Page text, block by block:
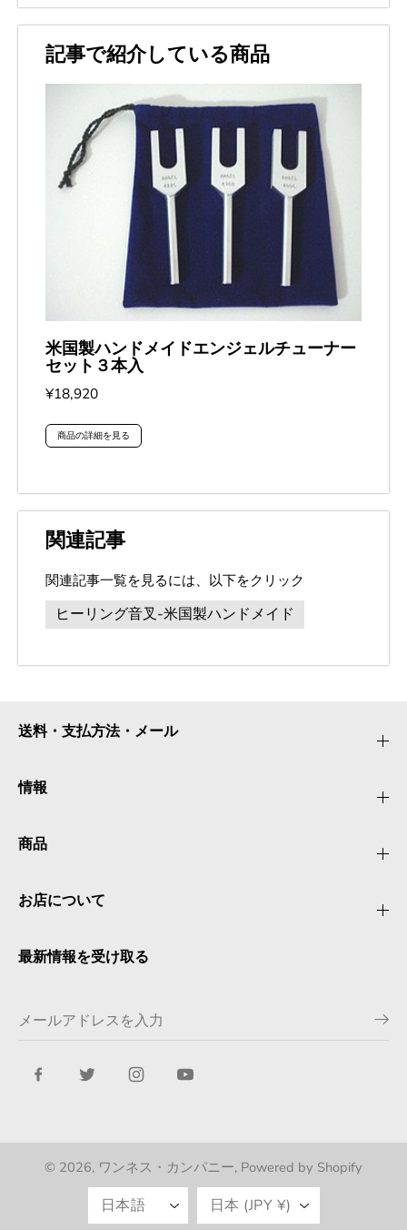
記事で紹介している商品
米国製ハンドメイドエンジェルチューナー
セット３本入
¥18,920
商品の詳細を見る
関連記事
関連記事一覧を見るには、以下をクリック
ヒーリング音叉-米国製ハンドメイド
送料・支払方法・メール
情報
商品
お店について
最新情報を受け取る
© 2026, ワンネス・カンパニー, Powered by Shopify